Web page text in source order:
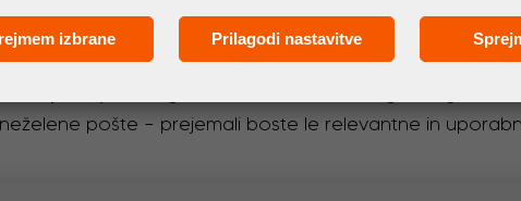
Naročite se na e-novice!
z najnovejšimi dogodki in izdelki iz sveta digitalnega
pošte – prejemali boste le relevantne in
izbrane Prilagodi nastavitve